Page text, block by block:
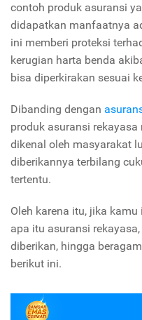
contoh produk asuransi
didapatkan manfaatnya
ini memberi proteksi
kerugian harta benda
bisa diperkirakan sesuai
Dibanding dengan
produk asuransi
dikenal oleh masyarakat
diberikannya terbilang
tertentu.
Oleh karena itu, jika
apa itu asuransi
diberikan, hingga
berikut ini.